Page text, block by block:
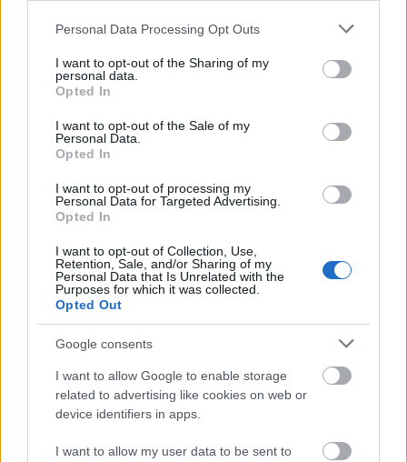
Please note that this website/app uses one or more Google
not limited to your visit or usage behaviour. You may click to
grant or deny consent to Google and its third-party tags to
use your data for below specified purposes in below Google
consent section.
Personal Data Processing Opt Outs
I want to opt-out of the Sharing of my
personal data.
Opted In
I want to opt-out of the Sale of my
Personal Data.
Opted In
I want to opt-out of processing my
Personal Data for Targeted Advertising.
Opted In
I want to opt-out of Collection, Use,
Retention, Sale, and/or Sharing of my
Personal Data that Is Unrelated with the
Purposes for which it was collected.
Opted Out
Google consents
I want to allow Google to enable storage
related to advertising like cookies on web or
device identifiers in apps.
I want to allow my user data to be sent to
BrahmsV. magyar táncát. Később MenuhinAz
ember zenéjecímű könyvében méltatta
1981-től a rózsadombi Margitkert
királyává koronázták, majd ugyanebben az
évben lett az akkor alakult 100 Tagú
Tisztségeitől 1998-ban egészségi állapotára
hivatkozva visszalépett, de mint tiszteletbeli
fellépésein néhány alkalommal még
vendégszerepelt.
A cigány előadóművészet népszerűsítéséért
végzett munkásságát 2006-ban Kossuth-díjjal
Forrás: MTI